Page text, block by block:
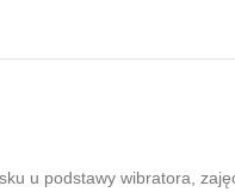
u podstawy wibratora,